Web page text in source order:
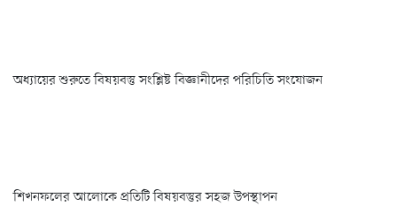
অধ্যায়ের শুরুতে বিষয়বস্তু সংশ্লিষ্ট বিজ্ঞানীদের পরিচিতি সংযোজন
শিখনফলের আলোকে প্রতিটি বিষয়বস্তুর সহজ উপস্থাপন